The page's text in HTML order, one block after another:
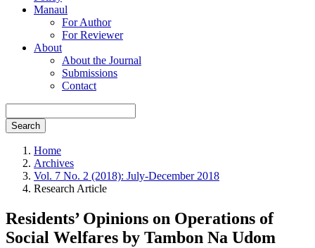
Manaul
For Author
For Reviewer
About
About the Journal
Submissions
Contact
Search
Home
Archives
Vol. 7 No. 2 (2018): July-December 2018
Research Article
Residents’ Opinions on Operations of
Social Welfares by Tambon Na Udom